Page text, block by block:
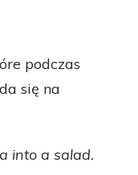
podczas
się na
into a salad.